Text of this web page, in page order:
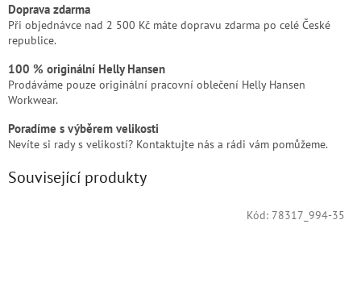
Doprava zdarma
Při objednávce nad 2 500 Kč máte dopravu zdarma po celé České
republice.
100 % originální Helly Hansen
Prodáváme pouze originální pracovní oblečení Helly Hansen
Workwear.
Poradíme s výběrem velikosti
Nevíte si rady s velikostí? Kontaktujte nás a rádi vám pomůžeme.
Související produkty
Kód: 78317_994-35